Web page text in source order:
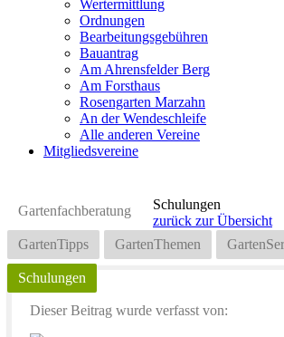
Wertermittlung
Ordnungen
Bearbeitungsgebühren
Bauantrag
Am Ahrensfelder Berg
Am Forsthaus
Rosengarten Marzahn
An der Wendeschleife
Alle anderen Vereine
Mitgliedsvereine
Gartenfachberatung
GartenTipps GartenThemen
Schulungen
Schulungen
zurück zur Übersicht
Dieser Beitrag wurde verfasst von: